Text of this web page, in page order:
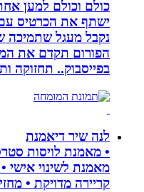
כולם וכולם למען אחת.
ישתף את הכרטיס עם
נקבל מעגל שתמיכה של
הפורום תקדם את
בפייסבוק.. תחזוקה
לנה שיר דיאמנת
• מאמנת לויסות סטרס •
מאמנת לשינוי אישי •
קריירה מדויקת • מחזירה